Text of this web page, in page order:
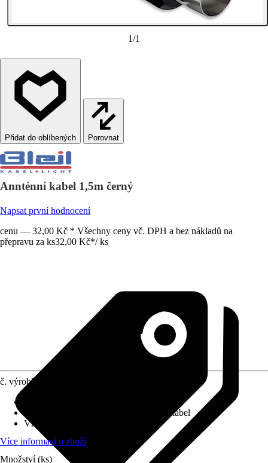
1/1
Porovnat
Annténní kabel 1,5m černý
Napsat první hodnocení
cenu — 32,00 Kč * Všechny ceny vč. DPH a bez nákladů na
přepravu za ks32,00 Kč*/ ks
č. výrobku
Připojovací kabel, Anténní kabel
Vhodné pro
Více informací o zboží
Množství (ks)